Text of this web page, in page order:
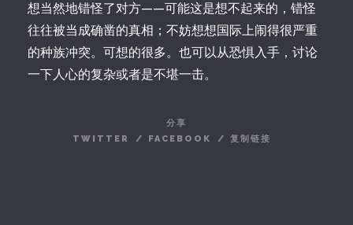
想当然地错怪了对方——可能这是想不起来的，错怪
往往被当成确凿的真相；不妨想想国际上闹得很严重
的种族冲突。可想的很多。也可以从恐惧入手，讨论
一下人心的复杂或者是不堪一击。
分享
TWITTER
/ FACEBOOK / 复制链接